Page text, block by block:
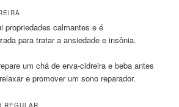
propriedades calmantes e é
para tratar a ansiedade e insônia.
um chá de erva-cidreira e beba antes
e promover um sono reparador.
REGULAR